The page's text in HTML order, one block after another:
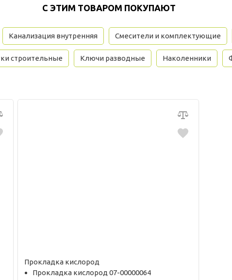
С ЭТИМ ТОВАРОМ ПОКУПАЮТ
Канализация внутренняя Смесители и комплектующие
строительные Ключи разводные Наколенники
Прокладка кислород
Прокладка кислород 07-00000064